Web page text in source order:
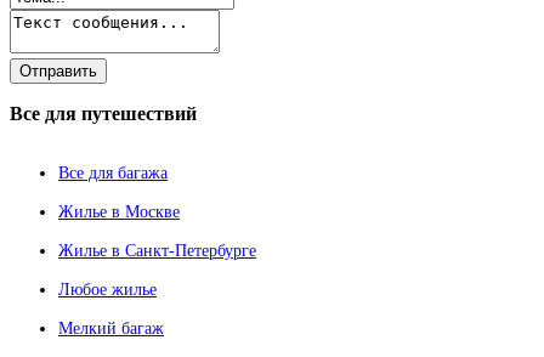
Все для путешествий
Все для багажа
Жилье в Москве
Жилье в Санкт-Петербурге
Любое жилье
Мелкий багаж